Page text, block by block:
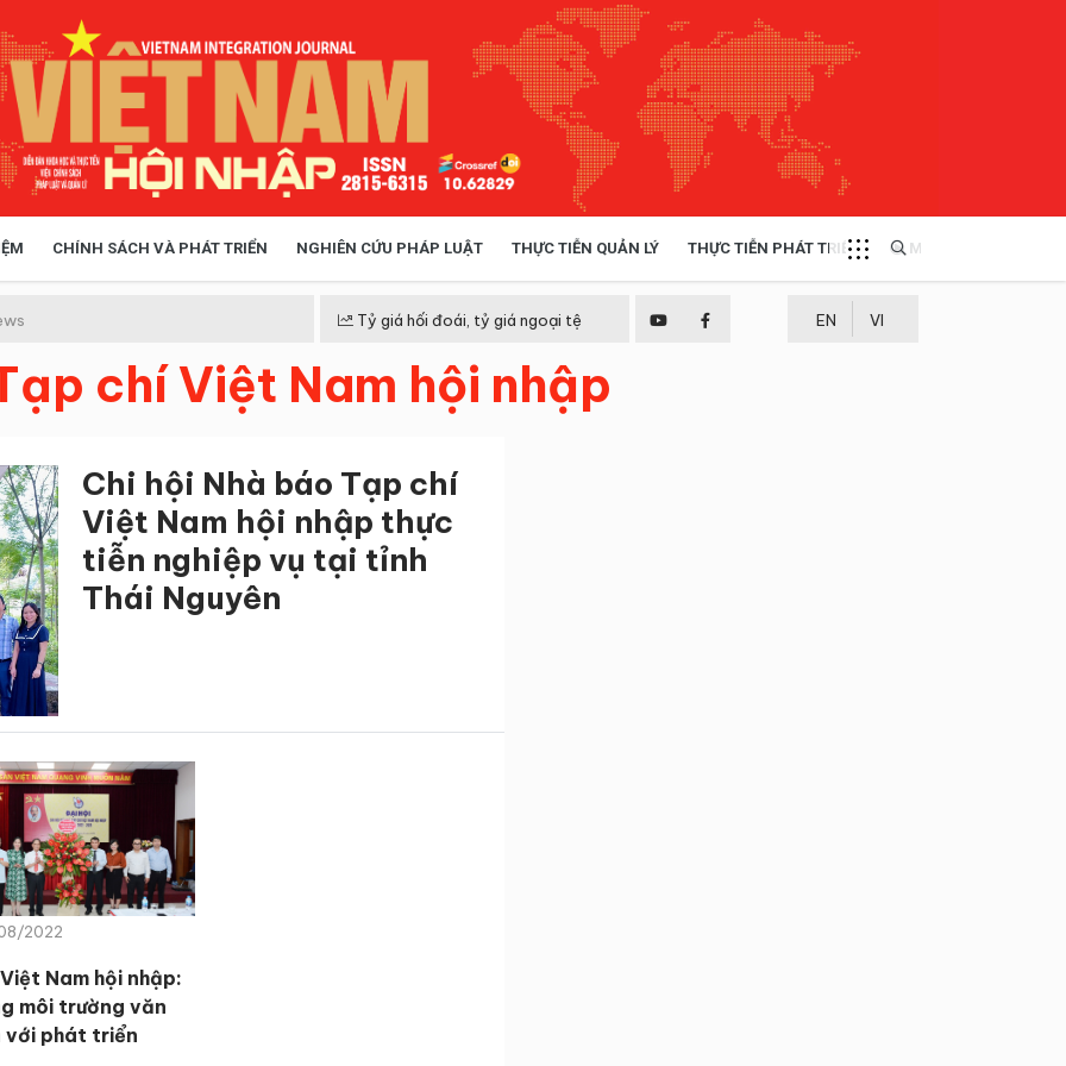
CHÍNH SÁCH VÀ PHÁT TRIỂN NGHIÊN CỨU PHÁP LUẬT THỰC TIỄN QUẢN LÝ THỰC TIỄN PHÁT TRIỂN MULTIMEDIA
Tỷ giá hối đoái, tỷ giá ngoại tệ EN VI
chí Việt Nam hội nhập
Chi hội Nhà báo Tạp chí
Việt Nam hội nhập thực
tiễn nghiệp vụ tại tỉnh
Thái Nguyên
2022
Nam hội nhập:
môi trường văn
với phát triển